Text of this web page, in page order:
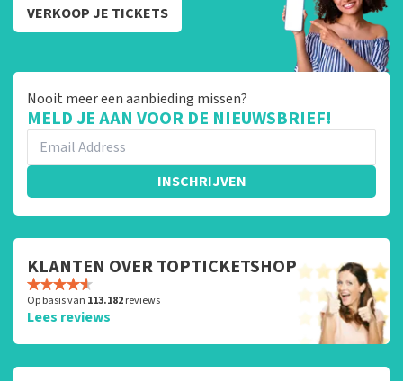
VERKOOP JE TICKETS
Nooit meer een aanbieding missen?
MELD JE AAN VOOR DE NIEUWSBRIEF!
INSCHRIJVEN
KLANTEN OVER TOPTICKETSHOP
Op basis van 113.182reviews
Lees reviews